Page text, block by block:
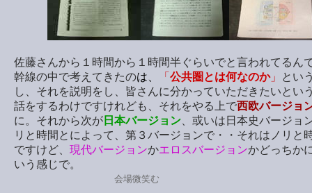
佐藤さんから１時間から１時間半ぐらいでと言われてるん
幹線の中で考えてきたのは、 「 公共圏とは何なのか」
とい
し、それを説明をし、皆さんに分かっていただきたいとい
話をするわけですけれども、それをやる上で西欧バージョ
に。それから次が 日本バージョン 、或いは日本史バージョ
リと時間とによって、第３バージョンで・・それはノリと
ですけど、 現代バージョンかエロスバージョンかどっちか
いう感じで。
会場微笑む